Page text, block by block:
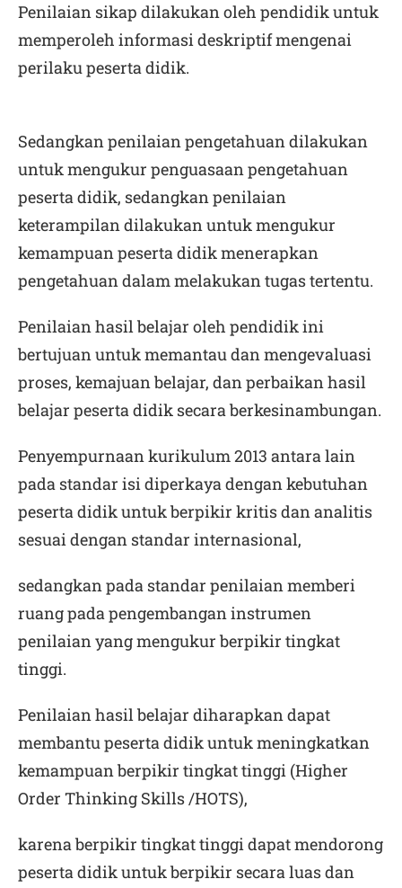
Penilaian sikap dilakukan oleh pendidik untuk
memperoleh informasi deskriptif mengenai
perilaku peserta didik.
Sedangkan penilaian pengetahuan dilakukan
untuk mengukur penguasaan pengetahuan
peserta didik, sedangkan penilaian
keterampilan dilakukan untuk mengukur
kemampuan peserta didik menerapkan
pengetahuan dalam melakukan tugas tertentu.
Penilaian hasil belajar oleh pendidik ini
bertujuan untuk memantau dan mengevaluasi
proses, kemajuan belajar, dan perbaikan hasil
belajar peserta didik secara berkesinambungan.
Penyempurnaan kurikulum 2013 antara lain
pada standar isi diperkaya dengan kebutuhan
peserta didik untuk berpikir kritis dan analitis
sesuai dengan standar internasional,
sedangkan pada standar penilaian memberi
ruang pada pengembangan instrumen
penilaian yang mengukur berpikir tingkat
tinggi.
Penilaian hasil belajar diharapkan dapat
membantu peserta didik untuk meningkatkan
kemampuan berpikir tingkat tinggi (Higher
Order Thinking Skills /HOTS),
karena berpikir tingkat tinggi dapat mendorong
peserta didik untuk berpikir secara luas dan